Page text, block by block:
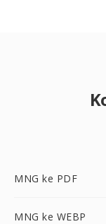
MNG ke PDF
MNG ke WEBP